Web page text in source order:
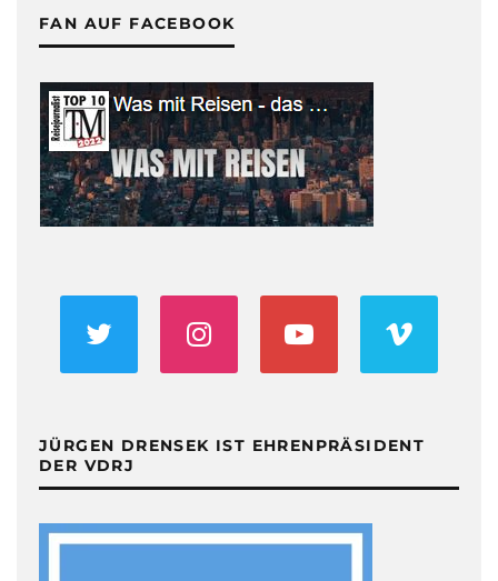
FAN AUF FACEBOOK
JÜRGEN DRENSEK IST EHRENPRÄSIDENT
DER VDRJ